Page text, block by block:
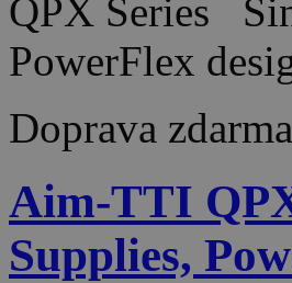
QPX Series
PowerFlex
Doprava zdarma
Aim-TTI
Supplies,